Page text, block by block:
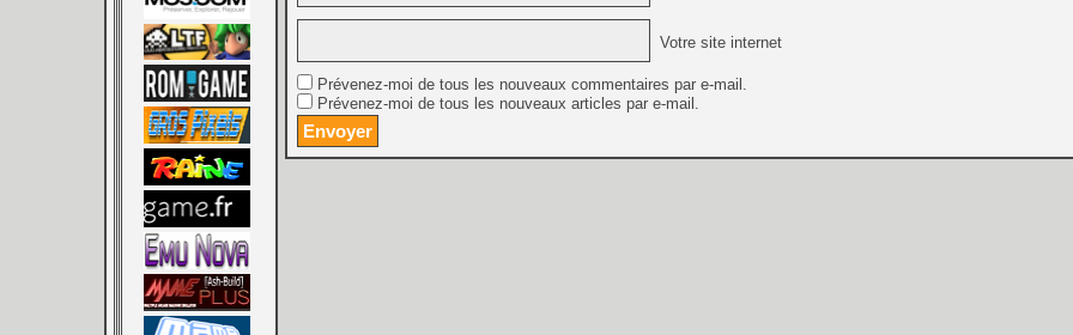
[GK] No More Room in
[GK] Un chatbot Atelier
[GK] Mémoire cash -
[GK] Nvidia : le prix des
[GK] Suikoden Star Leap
[Mo5] La mini borne
[GK] Pourquoi Marvel
Votre site internet
Prévenez-moi de tous les nouveaux commentaires par e-mail.
Prévenez-moi de tous les nouveaux articles par e-mail.